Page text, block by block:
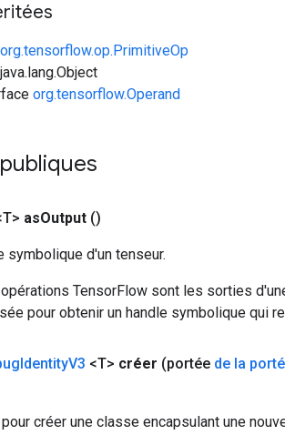
org.tensorflow.op.PrimitiveOp
org.tensorflow.Operand
asOutput ()
symbolique d'un tenseur.
TensorFlow sont les sorties
pour obtenir un handle symbolique qui
IdentityV3 <T> créer (portée de la
créer une classe encapsulant une